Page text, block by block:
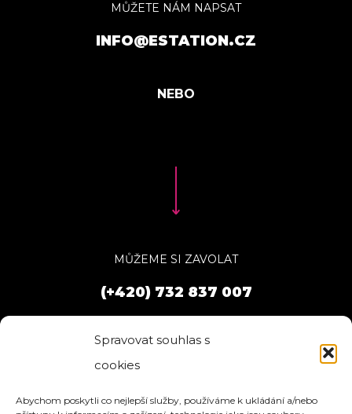
Spravovat souhlas s
cookies
Abychom poskytli co nejlepší služby, používáme k ukládání a/nebo
MŮŽETE NÁM NAPSAT
INFO@ESTATION.CZ
MŮŽEME SI ZAVOLAT
(+420) 732 837 007